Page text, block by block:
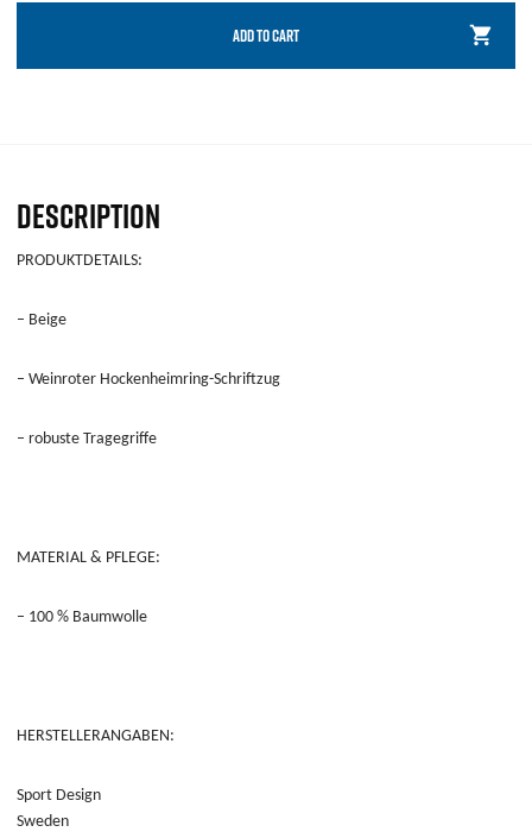
ADD TO CART
DESCRIPTION
PRODUKTDETAILS:
– Beige
– Weinroter Hockenheimring-Schriftzug
– robuste Tragegriffe
MATERIAL & PFLEGE:
– 100 % Baumwolle
HERSTELLERANGABEN:
Sport Design
Sweden